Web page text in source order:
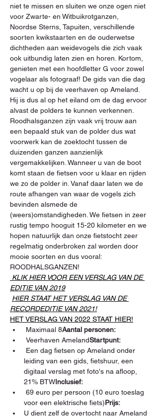
niet te missen en sluiten we onze ogen niet
voor Zwarte- en Witbuikrotganzen,
Noordse Sterns, Tapuiten, verschillende
soorten kwikstaarten en de ouderwetse
dichtheden aan weidevogels die zich vaak
ook uitbundig laten zien en horen. Kortom,
genieten met een hoofdletter G voor zowel
vogelaar als fotograaf! De gids van die dag
wacht u op bij de veerhaven op Ameland.
Hij is dus al op het eiland om de dag ervoor
alvast de polders te kunnen verkennen.
Roodhalsganzen zijn vaak vrij trouw aan
een bepaald stuk van de polder dus wat
voorwerk kan de zoektocht tussen de
duizenden ganzen aanzienlijk
vergemakkelijken. Wanneer u van de boot
komt staan de fietsen voor u klaar en rijden
we zo de polder in. Vanaf daar laten we de
route afhangen van waar de vogels zich
bevinden alsmede de
(weers)omstandigheden. We fietsen in zeer
rustig tempo hooguit 15-20 kilometer en we
hopen natuurlijk dan onze fietstocht zeer
regelmatig onderbroken zal worden door
mooie soorten en dus vooral:
ROODHALSGANZEN!
KLIK HIER VOOR EEN VERSLAG VAN DE
EDITIE VAN 2019
HIER STAAT HET VERSLAG VAN DE
RECORDEDITIE VAN 2021!
HET VERSLAG VAN 2022 STAAT HIER!
Maximaal 8Aantal personen:
Veerhaven AmelandStartpunt:
leiding van een gids, fietshuur, een
digitaal verslag met foto's na afloop,
21% BTWInclusief:
voor een elektrische fiets)Prijs:
U dient zelf de overtocht naar Ameland